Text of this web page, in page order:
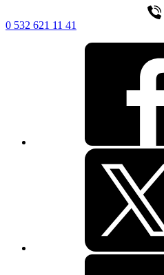
0 532 621 11 41